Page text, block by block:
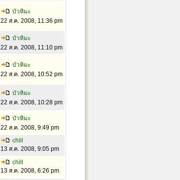
บัวหิมะ
22 ส.ค. 2008, 11:36 pm
บัวหิมะ
22 ส.ค. 2008, 11:10 pm
บัวหิมะ
22 ส.ค. 2008, 10:52 pm
บัวหิมะ
22 ส.ค. 2008, 10:28 pm
บัวหิมะ
22 ส.ค. 2008, 9:49 pm
chill
13 ส.ค. 2008, 9:05 pm
chill
13 ส.ค. 2008, 6:26 pm